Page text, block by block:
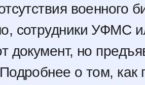
военного
сотрудники УФМС
документ, но
о том, как